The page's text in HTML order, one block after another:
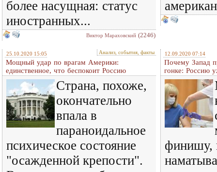
более насущная: статус
иностранных...
Виктор Мараховский (2246)
25.10.2020 15:05 Анализ, события, факты
Мощный удар по врагам Америки:
единственное, что беспокоит Россию
Страна, похоже,
окончательно
впала в
параноидальное
психическое состояние
"осажденной крепости".
12.09.2020 07:14
Почему Запад
гонке: Россию
финишу,